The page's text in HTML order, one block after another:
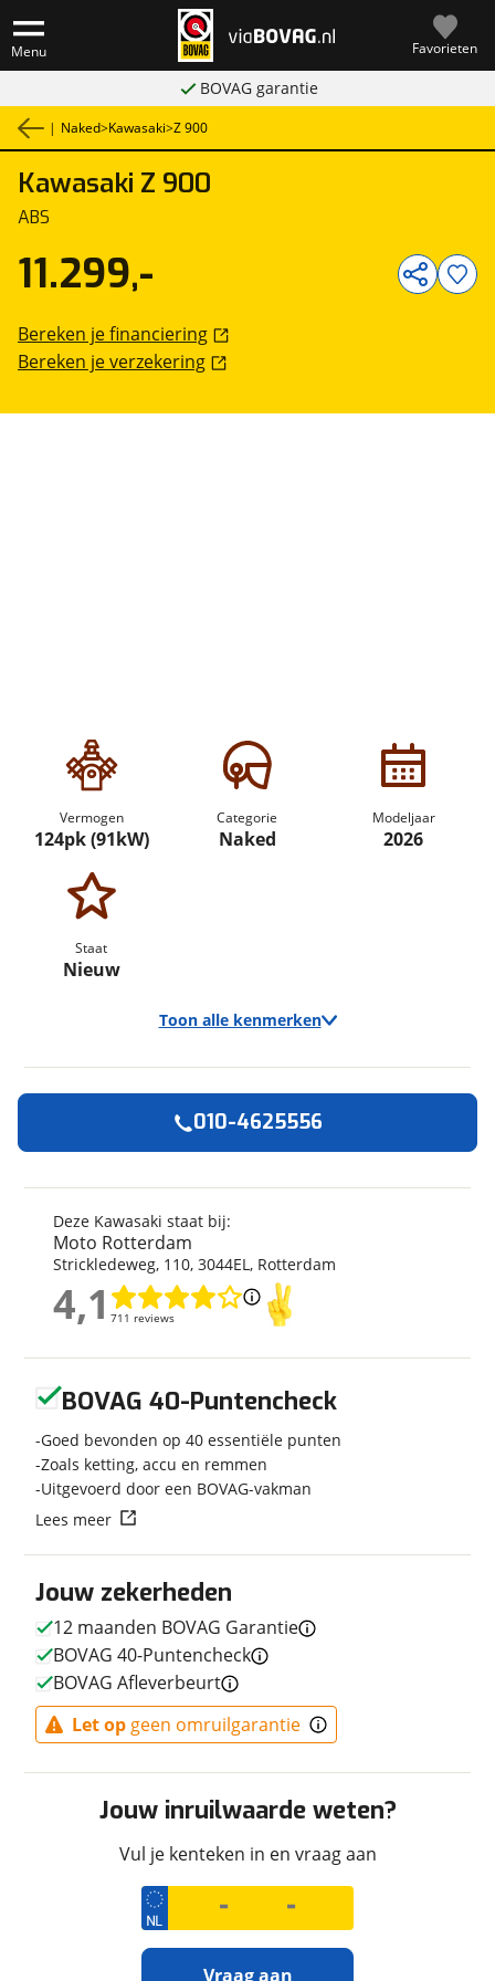
Menu Favorieten
BOVAG garantie
| Naked>Kawasaki>Z 900
Kawasaki Z 900
ABS
Vermogen
124pk (91kW)
Categorie
Naked
Modeljaar
2026
Staat
Nieuw
Toon alle kenmerken
Merk
Kawasaki
Model
Kenteken
Bouwjaar
2026
Modeljaar
2026
Naked
Geschikt voor
A rijbewijs
Soort voertuig
Motor
Techniek
Vermogen
Afmetingen en gewicht
Maximaal toelaatbaar
213 kg
Groen
Groen GN1
11.299,-
Bereken je financiering
Bereken je verzekering
Deze Kawasaki staat bij:
Moto Rotterdam
Strickledeweg, 110, 3044EL, Rotterdam
4,1 711 reviews
4,1
010-4625556
Jouw zekerheden
12 maanden BOVAG Garantie
BOVAG 40-Puntencheck
BOVAG Afleverbeurt
Let op geen omruilgarantie
Jouw inruilwaarde weten?
Vul je kenteken in en vraag aan
Vraag aan
BOVAG 40-Puntencheck
Goed bevonden op 40 essentiële punten
Zoals ketting, accu en remmen
Uitgevoerd door een BOVAG-vakman
Lees meer